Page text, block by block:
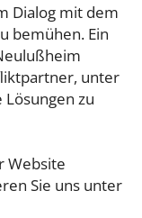
Dialog mit dem
bemühen. Ein
unter
zu
Website
Sie uns unter